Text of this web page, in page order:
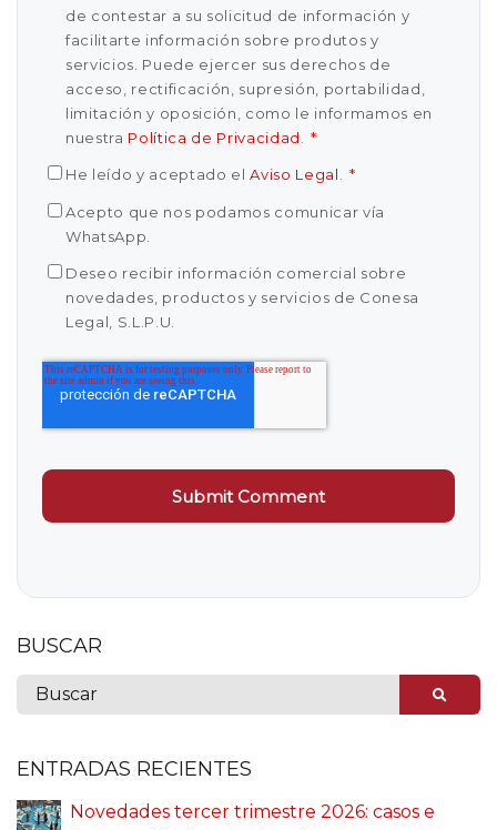
de contestar a su solicitud de información y
facilitarte información sobre produtos y
servicios. Puede ejercer sus derechos de
acceso, rectificación, supresión, portabilidad,
limitación y oposición, como le informamos en
nuestra Política de Privacidad *
He leído y aceptado elAviso Legal *
Acepto que nos podamos comunicar vía
WhatsApp.
Deseo recibir información comercial sobre
novedades, productos y servicios de Conesa
Legal, S.L.P.U.
BUSCAR
ENTRADAS RECIENTES
Novedades tercer trimestre 2026: casos e